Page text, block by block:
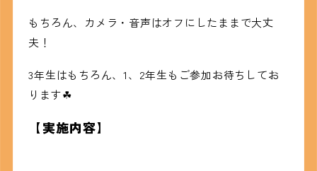
もちろん、カメラ・音声はオフにしたままで大丈
夫！
3年生はもちろん、1、2年生もご参加お待ちしてお
ります☘
【実施内容】